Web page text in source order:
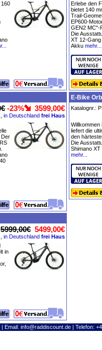
160
Erlebe den
bietet 140
Trail-
EP600-
GEN2 MC"-
Die
XT 12-
Akku mehr...
-23% 3599,00€
in Deutschland frei Haus
Der
E-Bike
Katalognr.:
Willkommen
liefert die
den
Die
Shimano
mehr...
5999,00€ 5499,00€
in Deutschland frei Haus
in
Email: info@raddiscount.de | Telefon: